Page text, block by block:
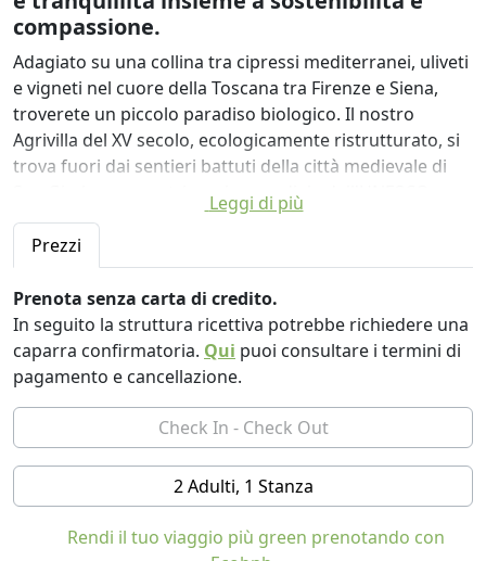
compassione.
Adagiato su una collina tra cipressi mediterranei, uliveti
e vigneti nel cuore della Toscana tra Firenze e Siena,
troverete un piccolo paradiso biologico. Il nostro
Agrivilla del XV secolo, ecologicamente ristrutturato, si
trova fuori dai sentieri battuti della città medievale di
San Gimignano, patrimonio mondiale dell'UNESCO.
Vi ritroverete trasportati in un santuario abbellito da
paesaggi toscani squisitamente belli e flora e fauna
meravigliosamente interessanti. Gli splendori della
natura che ti circonderanno rappresenteranno
l'opportunità perfetta per disconnetterti dal caos e
dalla frenesia della vita quotidiana mentre ti godi
consapevolmente il nostro ambiente tranquillo e
silenzioso. Sarai accolto e servito dal nostro team
premuroso, energico e amichevole che si adopererà
per prendersi cura di te con energia positiva e
gentilezza e soddisfare ogni tua esigenza -
Leggi di più
Prezzi
Prenota senza carta di credito.
In seguito la struttura ricettiva potrebbe richiedere una
caparra confirmatoria. Qui puoi consultare i termini di
pagamento e cancellazione.
2 Adulti, 1 Stanza
Rendi il tuo viaggio più green prenotando con